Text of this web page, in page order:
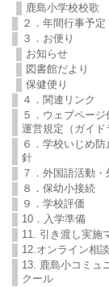
鹿島小学校校歌
２．年間行事予定
３．お便り
お知らせ
図書館だより
保健便り
４．関連リンク
５．ウェブペー
運営規定（ガイド
６．学校いじめ
針
７．外国語活動・
８．保幼小接続
９．学校評価
10．入学準備
11. 引き渡し実施
12.オンライン相
13. 鹿島小コミュ
クール